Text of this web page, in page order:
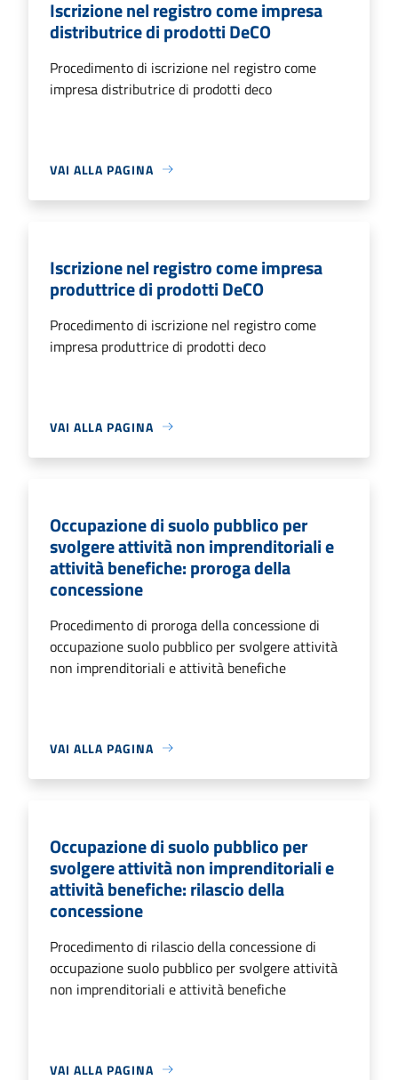
Iscrizione nel registro come impresa
distributrice di prodotti DeCO
Procedimento di iscrizione nel registro come
impresa distributrice di prodotti deco
VAI ALLA PAGINA
Iscrizione nel registro come impresa
produttrice di prodotti DeCO
Procedimento di iscrizione nel registro come
impresa produttrice di prodotti deco
VAI ALLA PAGINA
Occupazione di suolo pubblico per
svolgere attività non imprenditoriali e
attività benefiche: proroga della
concessione
Procedimento di proroga della concessione di
occupazione suolo pubblico per svolgere attività
non imprenditoriali e attività benefiche
VAI ALLA PAGINA
Occupazione di suolo pubblico per
svolgere attività non imprenditoriali e
attività benefiche: rilascio della
concessione
Procedimento di rilascio della concessione di
occupazione suolo pubblico per svolgere attività
non imprenditoriali e attività benefiche
VAI ALLA PAGINA